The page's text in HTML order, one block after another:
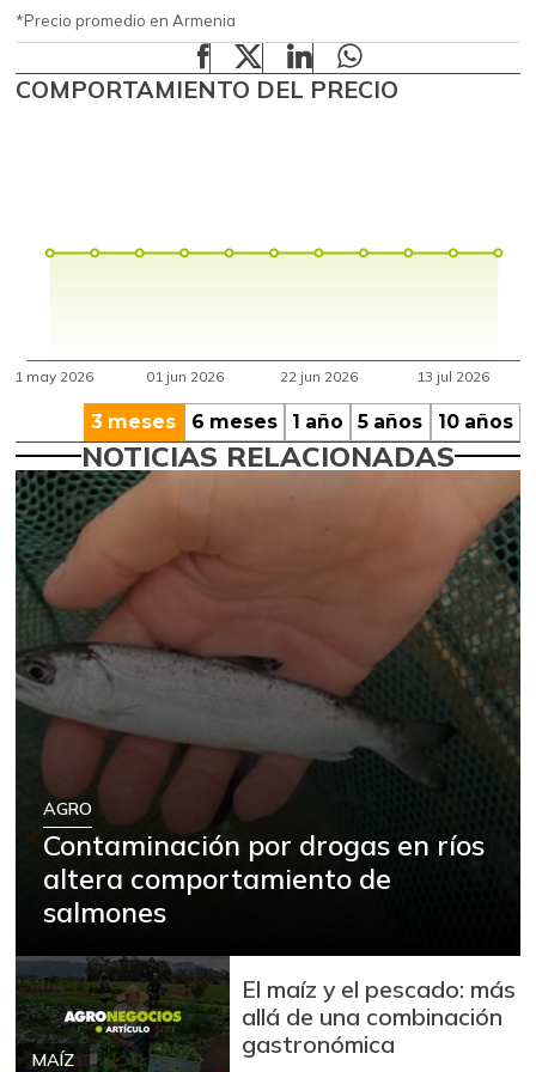
*Precio promedio en Armenia
COMPORTAMIENTO DEL PRECIO
3 meses 6 meses 1 año 5 años 10 años
NOTICIAS RELACIONADAS
AGRO
Contaminación por drogas en ríos
altera comportamiento de
salmones
MAÍZ
El maíz y el pescado: más
allá de una combinación
gastronómica